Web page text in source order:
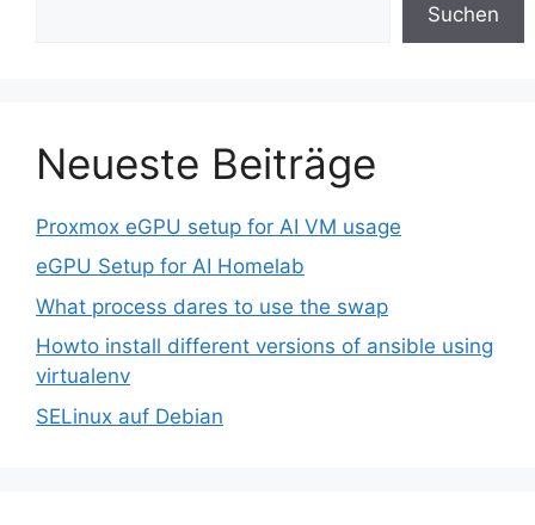
Suchen
Neueste Beiträge
Proxmox eGPU setup for AI VM usage
eGPU Setup for AI Homelab
What process dares to use the swap
Howto install different versions of ansible using
virtualenv
SELinux auf Debian